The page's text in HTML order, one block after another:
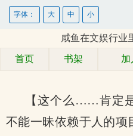
字体： 大 中 小
咸鱼在文娱行业
首页 书架 加
【这个么……肯定
不能一昧依赖于人的